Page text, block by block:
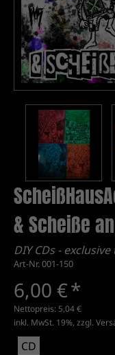
& Scheiße
DIY CDs -
Art-Nr. 001-150
6,00 €*
Nettopreis: 5,04 €
inkl. MwSt. 19%, zzgl.
CD